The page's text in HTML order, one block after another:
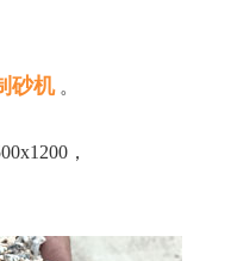
砂机 。
，